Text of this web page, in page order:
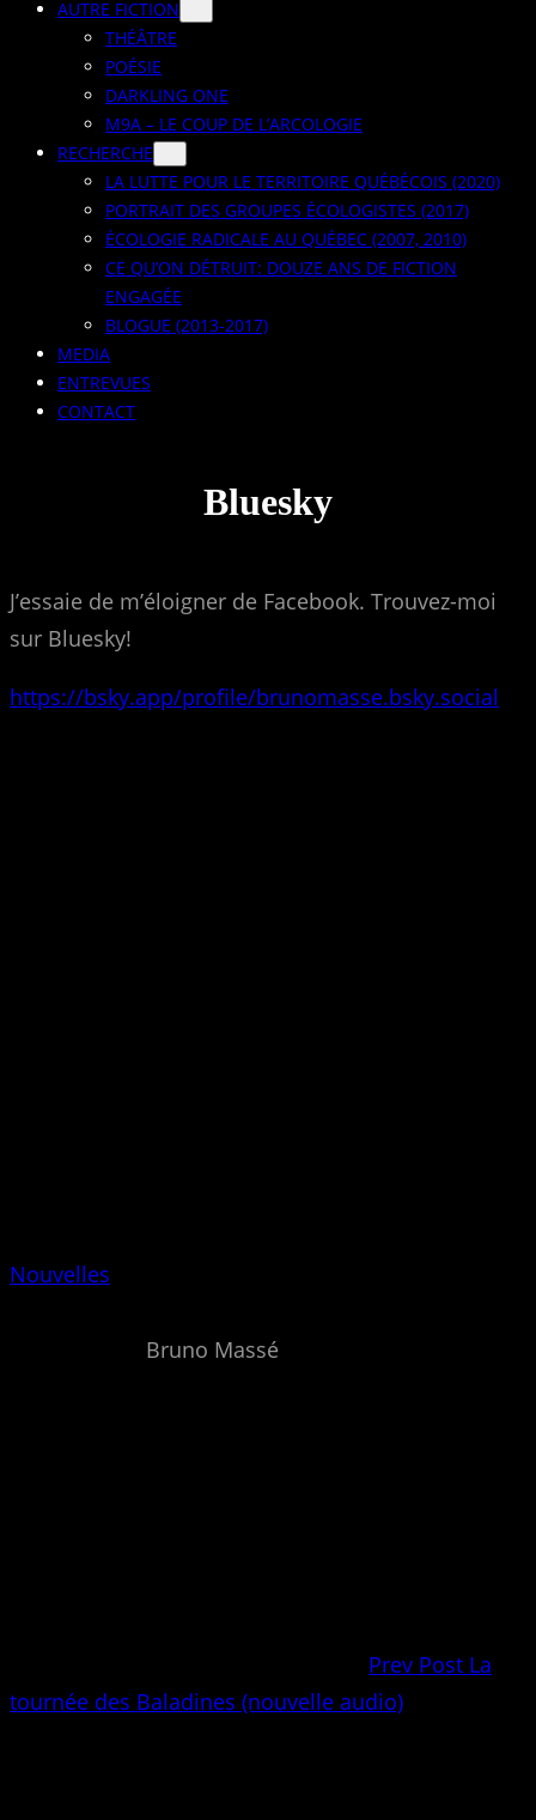
AUTRE FICTION
THÉÂTRE
POÉSIE
DARKLING ONE
M9A – LE COUP DE L’ARCOLOGIE
RECHERCHE
LA LUTTE POUR LE TERRITOIRE QUÉBÉCOIS (2020)
PORTRAIT DES GROUPES ÉCOLOGISTES (2017)
ÉCOLOGIE RADICALE AU QUÉBEC (2007, 2010)
CE QU’ON DÉTRUIT: DOUZE ANS DE FICTION
ENGAGÉE
BLOGUE (2013-2017)
MEDIA
ENTREVUES
CONTACT
Bluesky
J’essaie de m’éloigner de Facebook. Trouvez-moi
sur Bluesky!
https://bsky.app/profile/brunomasse.bsky.social
Nouvelles
Bruno Massé
Prev Post La
tournée des Baladines (nouvelle audio)